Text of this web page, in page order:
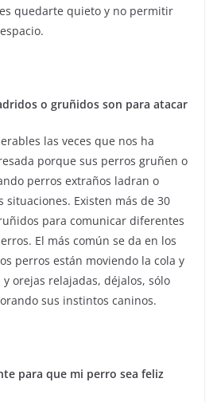
quedarte quieto y no permitir
o gruñidos son para atacar
las veces que nos ha
porque sus perros gruñen o
perros extraños ladran o
Existen más de 30
para comunicar diferentes
El más común se da en los
perros están moviendo la cola y
orejas relajadas, déjalos, sólo
sus instintos caninos.
para que mi perro sea feliz